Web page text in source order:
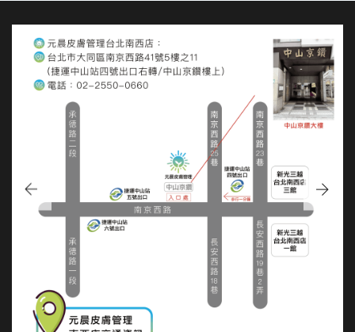
板橋府中店